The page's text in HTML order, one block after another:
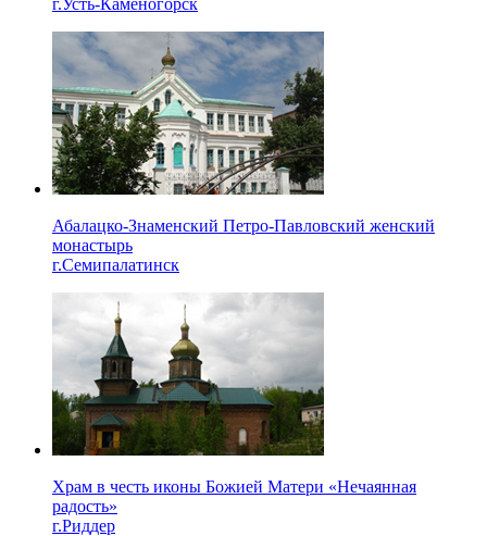
Абалацко-Знаменский Петро-Павловский женский
монастырь
г.Семипалатинск
Храм в честь иконы Божией Матери «Нечаянная
радость»
г.Риддер